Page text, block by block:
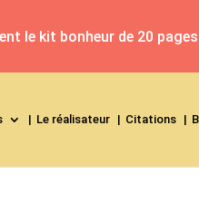
Le réalisateur Citations
le kit bonheur de 20